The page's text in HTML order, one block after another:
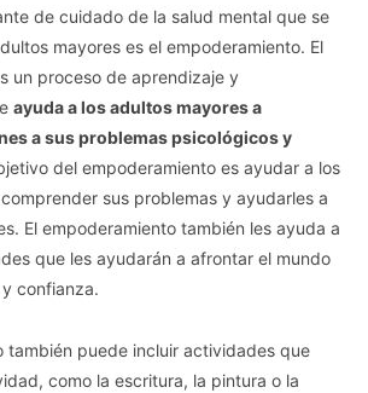
de cuidado de la salud mental que se
mayores es el empoderamiento. El
un proceso de aprendizaje y
ayuda a los adultos mayores a
a sus problemas psicológicos y
del empoderamiento es ayudar a los
sus problemas y ayudarles a
El empoderamiento también les ayuda a
que les ayudarán a afrontar el mundo
confianza.
también puede incluir actividades que
como la escritura, la pintura o la